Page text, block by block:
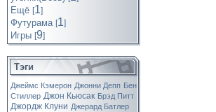
Ещё [1]
Футурама [1]
Игры [9]
Тэги
Джеймс Кэмерон Джонни Депп Бен
Стиллер Джон Кьюсак Брэд Питт
Джордж Клуни Джерард Батлер